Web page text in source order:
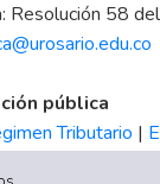
Resolución
pública
Tributario |